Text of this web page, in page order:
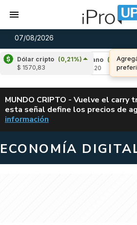
07/08/2026
Dólar cripto (0,21%)
$ 1570,83
Cardano (4,80%)
ALERTA
MUNDO CRIPTO - Vuelve el carry
esta señal define los precios de
información
ECONOMÍA